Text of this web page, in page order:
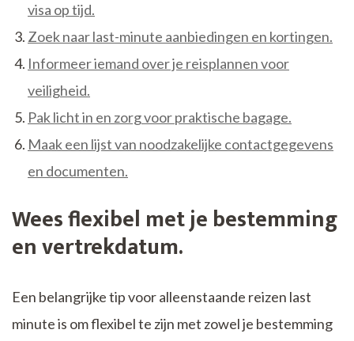
visa op tijd.
Zoek naar last-minute aanbiedingen en kortingen.
Informeer iemand over je reisplannen voor
veiligheid.
Pak licht in en zorg voor praktische bagage.
Maak een lijst van noodzakelijke contactgegevens
en documenten.
Wees flexibel met je bestemming
en vertrekdatum.
Een belangrijke tip voor alleenstaande reizen last
minute is om flexibel te zijn met zowel je bestemming